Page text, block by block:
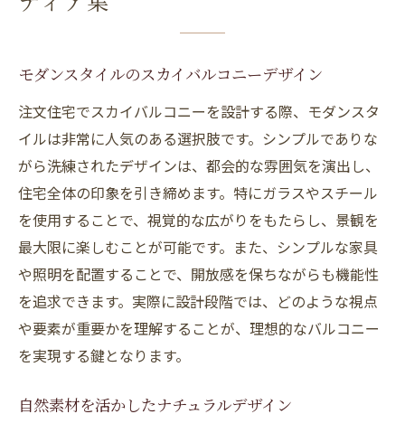
ディア集
モダンスタイルのスカイバルコニーデザイン
注文住宅でスカイバルコニーを設計する際、モダンスタ
イルは非常に人気のある選択肢です。シンプルでありな
がら洗練されたデザインは、都会的な雰囲気を演出し、
住宅全体の印象を引き締めます。特にガラスやスチール
を使用することで、視覚的な広がりをもたらし、景観を
最大限に楽しむことが可能です。また、シンプルな家具
や照明を配置することで、開放感を保ちながらも機能性
を追求できます。実際に設計段階では、どのような視点
や要素が重要かを理解することが、理想的なバルコニー
を実現する鍵となります。
自然素材を活かしたナチュラルデザイン